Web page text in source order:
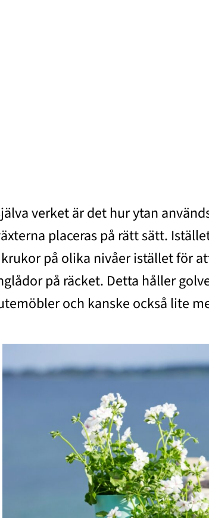
verket är det hur ytan
placeras på rätt sätt.
på olika nivåer istället för
på räcket. Detta håller
och kanske också lite